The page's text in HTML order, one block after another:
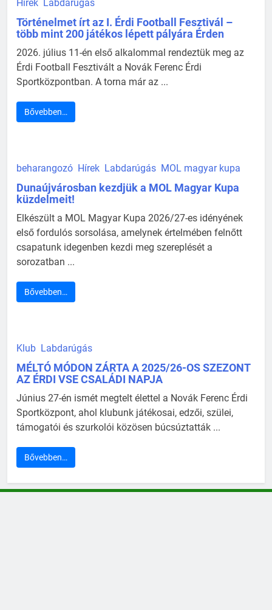
Hírek Labdarúgás
Történelmet írt az I. Érdi Football Fesztivál –
több mint 200 játékos lépett pályára Érden
2026. július 11-én első alkalommal rendeztük meg az
Érdi Football Fesztivált a Novák Ferenc Érdi
Sportközpontban. A torna már az ...
Bővebben…
beharangozó Hírek Labdarúgás MOL magyar kupa
Dunaújvárosban kezdjük a MOL Magyar Kupa
küzdelmeit!
Elkészült a MOL Magyar Kupa 2026/27-es idényének
első fordulós sorsolása, amelynek értelmében felnőtt
csapatunk idegenben kezdi meg szereplését a
sorozatban ...
Bővebben…
Klub Labdarúgás
MÉLTÓ MÓDON ZÁRTA A 2025/26-OS SZEZONT
AZ ÉRDI VSE CSALÁDI NAPJA
Június 27-én ismét megtelt élettel a Novák Ferenc Érdi
Sportközpont, ahol klubunk játékosai, edzői, szülei,
támogatói és szurkolói közösen búcsúztatták ...
Bővebben…